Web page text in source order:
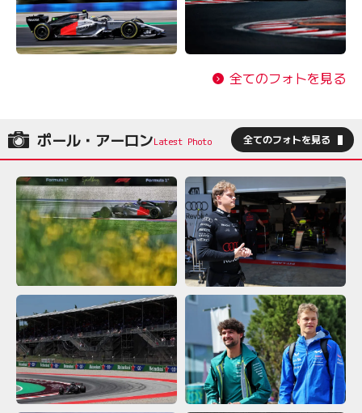
全てのフォトを見る
ポール・アーロン 全てのフォトを見る